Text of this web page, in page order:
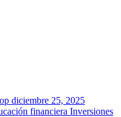
diciembre 25, 2025
financiera Inversiones